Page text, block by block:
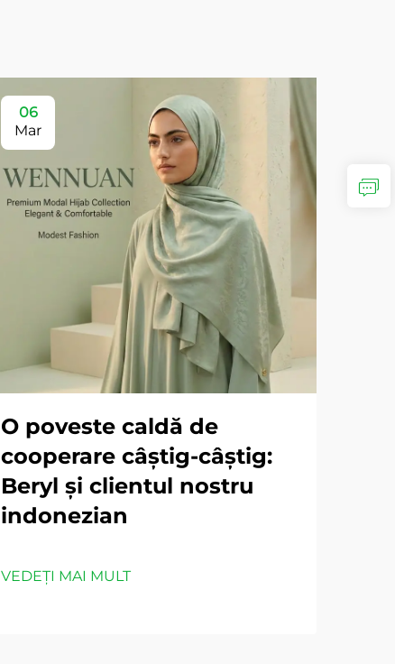
06
Mar
O poveste caldă de
cooperare câștig-câștig:
Beryl și clientul nostru
indonezian
VEDEȚI MAI MULT